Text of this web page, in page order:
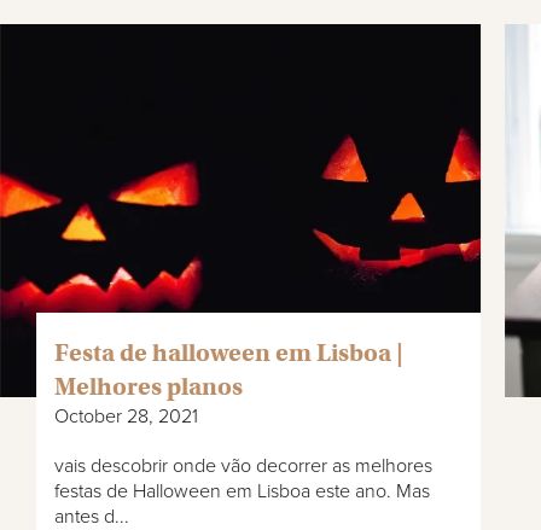
Festa de halloween em Lisboa |
Melhores planos
October 28, 2021
vais descobrir onde vão decorrer as melhores
festas de Halloween em Lisboa este ano. Mas
antes d...